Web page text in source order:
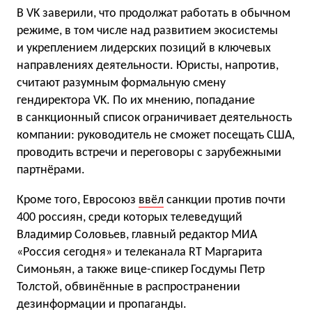
В VK заверили, что продолжат работать в обычном
режиме, в том числе над развитием экосистемы
и укреплением лидерских позиций в ключевых
направлениях деятельности. Юристы, напротив,
считают разумным формальную смену
гендиректора VK. По их мнению, попадание
в санкционный список ограничивает деятельность
компании: руководитель не сможет посещать США,
проводить встречи и переговоры с зарубежными
партнёрами.
Кроме того, Евросоюз ввёл санкции против почти
400 россиян, среди которых телеведущий
Владимир Соловьев, главный редактор МИА
«Россия сегодня» и телеканала RT Маргарита
Симоньян, а также вице-спикер Госдумы Петр
Толстой, обвинённые в распространении
дезинформации и пропаганды.